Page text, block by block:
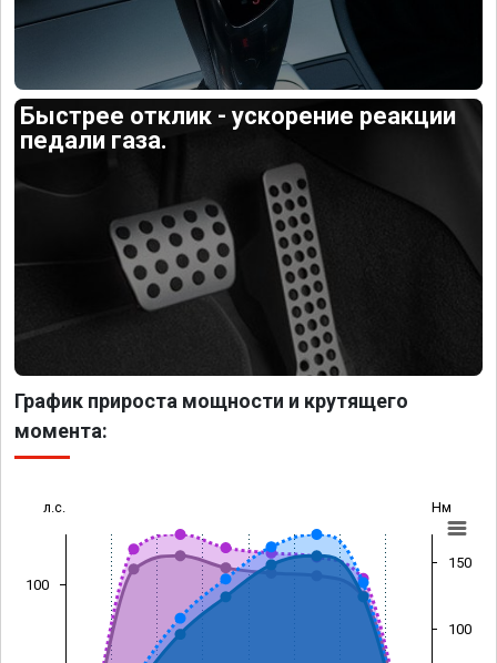
Быстрее отклик - ускорение реакции
педали газа.
График прироста мощности и крутящего
момента:
л.с. Нм
100
100
150